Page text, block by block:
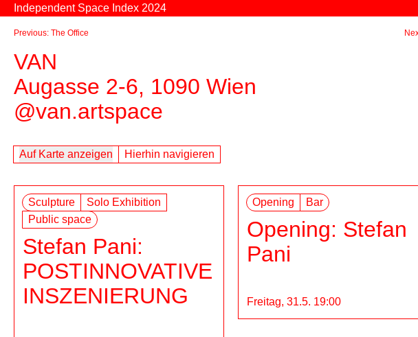
Zum Inhalt springen
Independent Space Index 2024
Previous: The Office
VAN
Augasse 2-6, 1090 Wien
@van.artspace
Auf Karte anzeigen Hierhin navigieren
Sculpture
Solo Exhibition
Public space
Stefan Pani:
POSTINNOVATIVE
INSZENIERUNG
Opening Bar
Opening: Stefan
Pani
Freitag, 31.5. 19:00